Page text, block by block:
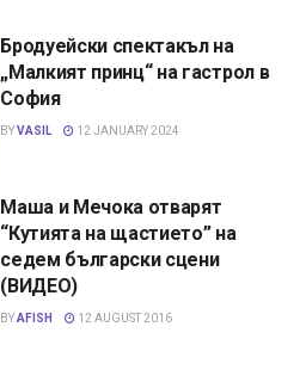
Бродуейски спектакъл на
„Малкият принц“ на гастрол в
София
BYVASIL 12 JANUARY 2024
Маша и Мечока отварят
“Кутията на щастието” на
седем български сцени
(ВИДЕО)
BYAFISH 12 AUGUST 2016